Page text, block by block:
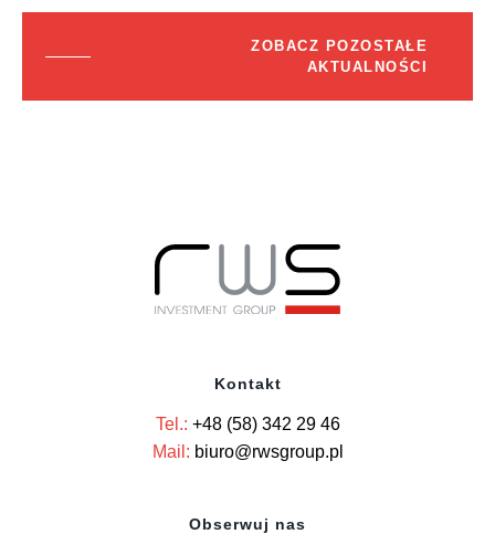
ZOBACZ POZOSTAŁE
AKTUALNOŚCI
Kontakt
Tel.: +48 (58) 342 29 46
Mail: biuro@rwsgroup.pl
Obserwuj nas